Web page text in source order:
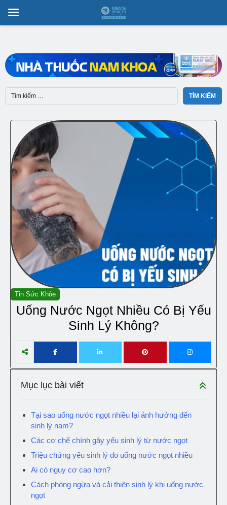
Tin Sức Khỏe
Uống Nước Ngọt Nhiều Có Bị Yếu
Sinh Lý Không?
Mục lục bài viết
Tại sao uống nước ngọt nhiều lại ảnh hưởng đến
sinh lý nam?
Các cơ chế chính gây yếu sinh lý từ nước ngọt
Triệu chứng yếu sinh lý do uống nước ngọt nhiều
Ai có nguy cơ cao hơn?
Cách phòng ngừa và cải thiện sinh lý khi uống nước
ngọt